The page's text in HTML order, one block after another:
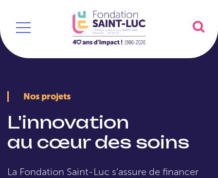
Nos projets
L'innovation
au cœur des soins
La Fondation Saint-Luc s’assure de financer